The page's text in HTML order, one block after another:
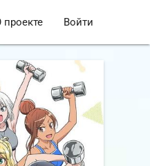
проекте Войти